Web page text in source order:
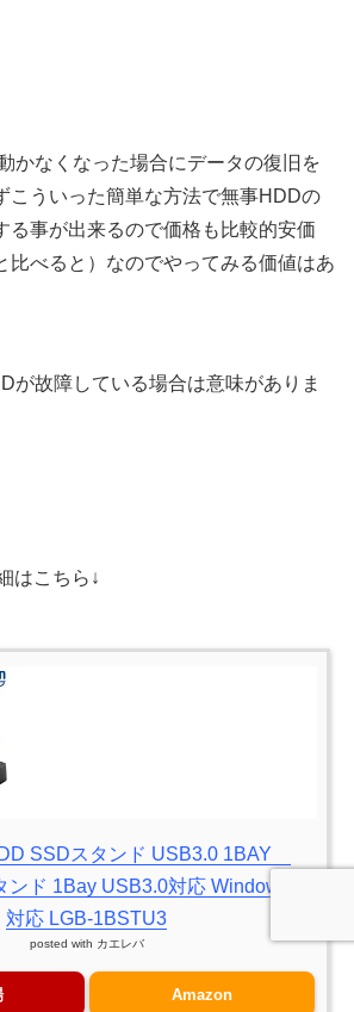
かなくなった場合にデータの復旧を
こういった簡単な方法で無事HDDの
る事が出来るので価格も比較的安価
比べると）なのでやってみる価値はあ
が故障している場合は意味がありま
はこちら↓
SSDスタンド USB3.0 1BAY
ンド 1Bay USB3.0対応 Windows11
対応 LGB-1BSTU3
posted with カエレバ
Amazon